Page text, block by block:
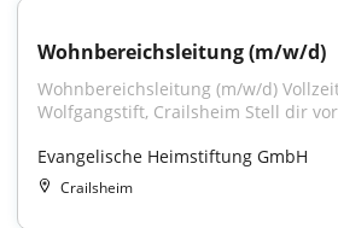
Wohnbereichsleitung (m/w/d)
Wohnbereichsleitung (m/w/d)
Wolfgangstift, Crailsheim Stell dir
Evangelische Heimstiftung GmbH
Crailsheim